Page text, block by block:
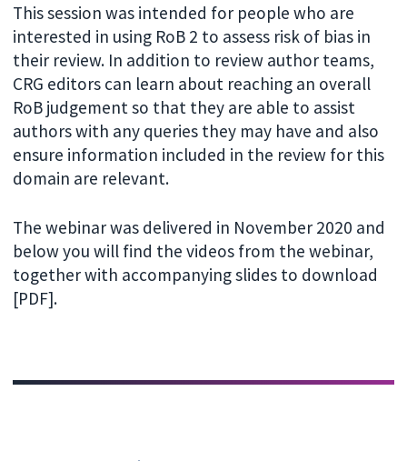
This session was intended for people who are
interested in using RoB 2 to assess risk of bias in
their review. In addition to review author teams,
CRG editors can learn about reaching an overall
RoB judgement so that they are able to assist
authors with any queries they may have and also
ensure information included in the review for this
domain are relevant.
The webinar was delivered in November 2020 and
below you will find the videos from the webinar,
together with accompanying slides to download
[PDF].